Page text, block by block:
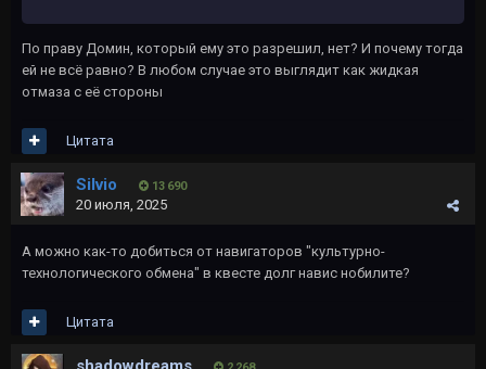
По праву Домин, который ему это разрешил, нет? И почему тогда
ей не всё равно? В любом случае это выглядит как жидкая
отмаза с еë стороны
Цитата
Silvio 13 690
20 июля, 2025
А можно как-то добиться от навигаторов "культурно-
технологического обмена" в квесте долг навис нобилите?
Цитата